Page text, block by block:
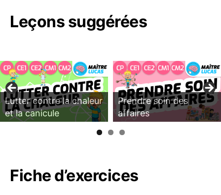
Leçons suggérées
Lutter contre la chaleur
et la canicule
Prendre soin des
affaires
Fiche d’exercices